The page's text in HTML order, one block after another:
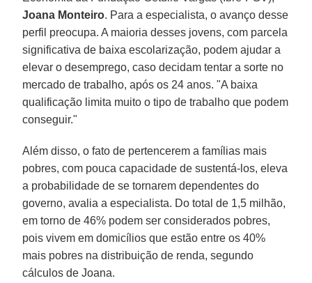
Joana Monteiro. Para a especialista, o avanço desse
perfil preocupa. A maioria desses jovens, com parcela
significativa de baixa escolarização, podem ajudar a
elevar o desemprego, caso decidam tentar a sorte no
mercado de trabalho, após os 24 anos. "A baixa
qualificação limita muito o tipo de trabalho que podem
conseguir."
Além disso, o fato de pertencerem a famílias mais
pobres, com pouca capacidade de sustentá-los, eleva
a probabilidade de se tornarem dependentes do
governo, avalia a especialista. Do total de 1,5 milhão,
em torno de 46% podem ser considerados pobres,
pois vivem em domicílios que estão entre os 40%
mais pobres na distribuição de renda, segundo
cálculos de Joana.